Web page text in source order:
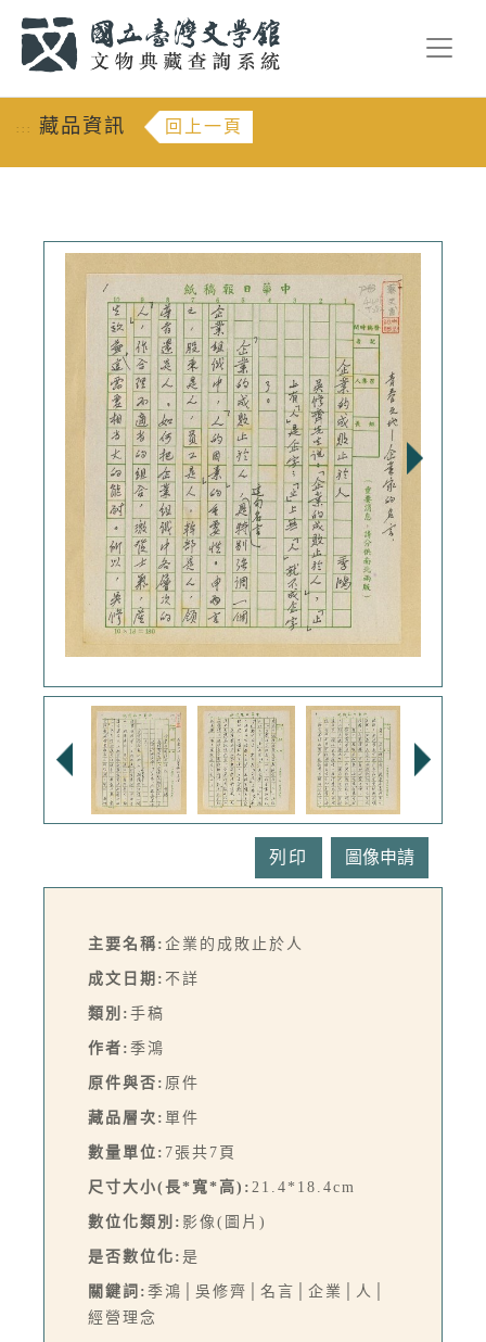
::: 藏品資訊 回上一頁
列印
主要名稱: 企業的成敗止於人
成文日期: 不詳
類別: 手稿
作者: 季鴻
原件與否: 原件
藏品層次: 單件
數量單位: 7張共7頁
尺寸大小(長*寬*高): 21.4*18.4cm
數位化類別: 影像(圖片)
是否數位化: 是
關鍵詞: 季鴻│吳修齊│名言│企業│人│
經營理念